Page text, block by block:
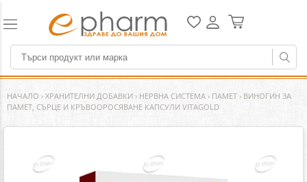
НАЧАЛО › ХРАНИТЕЛНИ ДОБАВКИ › НЕРВНА СИСТЕМА › ПАМЕТ › ВИНОГИН ЗА
ПАМЕТ, СЪРЦЕ И КРЪВООРОСЯВАНЕ КАПСУЛИ VITAGOLD